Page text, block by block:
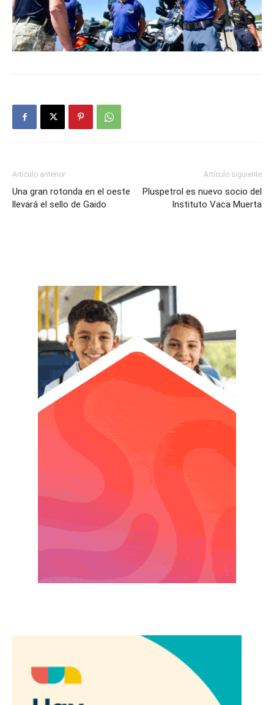
Artículo anterior
Una gran rotonda en el oeste
llevará el sello de Gaido
Artículo siguiente
Pluspetrol es nuevo socio del
Instituto Vaca Muerta